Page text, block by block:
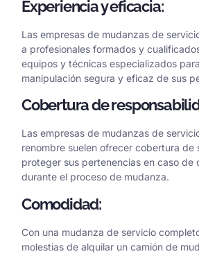
Experiencia y eficacia:
Las empresas de mudanzas de
a profesionales formados y
equipos y técnicas especializados
manipulación segura y eficaz de sus
Cobertura de
Las empresas de mudanzas de
renombre suelen ofrecer cobertura de
proteger sus pertenencias en caso de
durante el proceso de mudanza.
Comodidad:
Con una mudanza de servicio
molestias de alquilar un camión de